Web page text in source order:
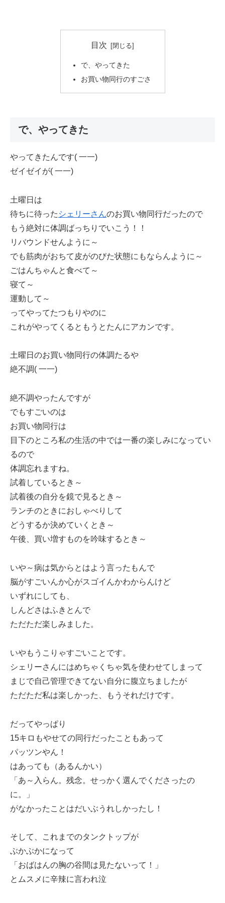
目次
で、やってきた
お買い物同行のすごさ
で、やってきた
やってきたんです( 一一)
ゼイゼイが( 一一)
土曜日は
待ちに待った シェリーさんのお買い物同行だったので
もう絶対に体調ばっちりでいこう！！
リバウンドせんように～
でも筋肉がおちて皮がのびた状態にもならんように～
ごはんちゃんと食べて～
寝て～
運動して～
ってやってたつもりやのに
これがやってくるともうとたんにアカンです。
土曜日のお買い物同行の体調たるや
絶不調( 一一)
絶不調やったんですが
でもすごいのは
お買い物同行は
目下のところ私の生活の中では一番の楽しみになってい
るので
体調忘れますね。
試着しているとき～
試着後の自分を鏡で見るとき～
ランチのときにおしゃべりして
どうするか決めていくとき～
午後、買い増すものを吟味するとき～
いや～病は気からとはよう言ったもんで
脳がすごいんか心がスゴイんかわからんけど
いずれにしても、
しんどさはふきとんで
ただただ楽しみました。
いやもうこりゃすごいことです。
シェリーさんにはめちゃくちゃ気を使わせてしまって
まじで自己管理できてない自分に腹立ちましたが
ただただ私は楽しかった、もうそれだけです。
だってやっぱり
15キロもやせての同行だったこともあって
パッツンやん！
はあっても（あるんかい）
「あ～入らん。残念。せっかく選んでくださったの
に。」
がなかったことはだいぶうれしかったし！
そして、これまでのタンクトップが
ぶかぶかになって
「おばはんの胸の谷間は見たないって！」
とムスメに辛辣に言われ泣